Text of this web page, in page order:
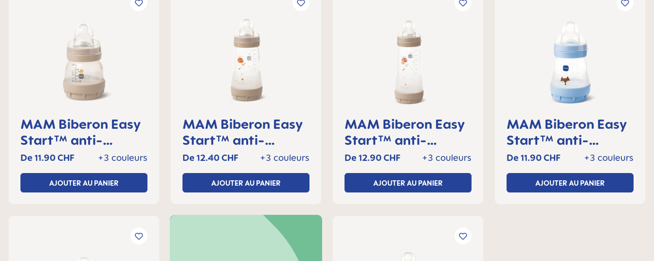
MAM Biberon Easy
Start™ anti-
colique 130 ml, 0+
mois, Lot de 1
+3 couleurs
De 11.90 CHF
AJOUTER AU PANIER
MAM Biberon Easy
Start™ anti-
colique 260 ml, 2+
mois, Lot de 1
+3 couleurs
De 12.40 CHF
AJOUTER AU PANIER
MAM Biberon Easy
Start™ anti-
colique 320 ml, 4+
mois, Lot de 1
+3 couleurs
De 12.90 CHF
AJOUTER AU PANIER
MAM Biberon Easy
Start™ anti-
colique 160 ml, 0+
mois, Lot de 1
+3 couleurs
De 11.90 CHF
AJOUTER AU PANIER